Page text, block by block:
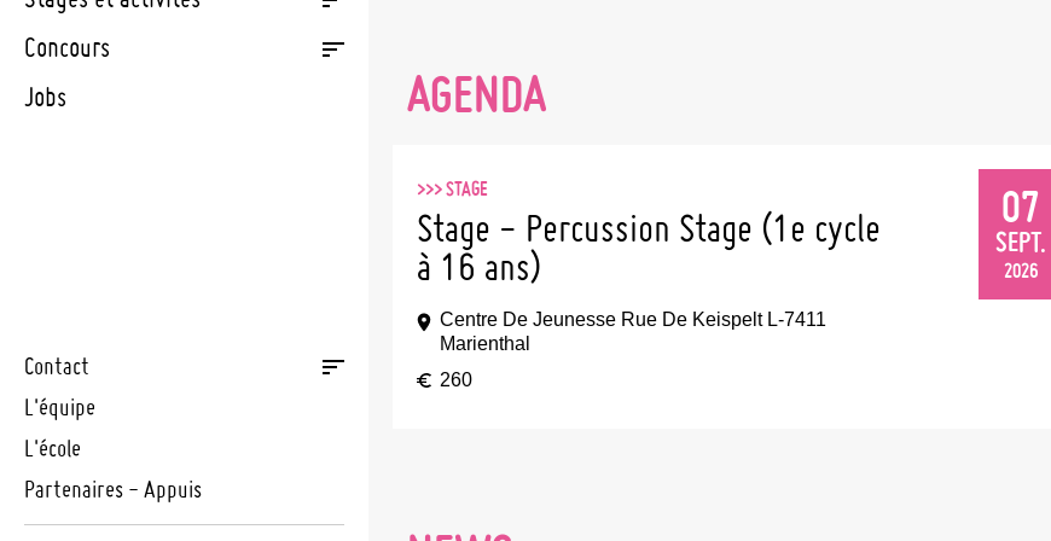
Concours
Jobs
Aide étatique
Projet: "Olympiad vun de
Tutebattien"
European Union Youth Wind
Orchestra
internationaux
Contact
Contact administratif de l'école
pour votre commune
L'équipe
L'école
Partenaires - Appuis
AGENDA
>>>STAGE
Stage - Percussion Stage (1e cycle
à 16 ans)
Centre De Jeunesse Rue De Keispelt L-7411
Marienthal
260
07
SEPT.
2026